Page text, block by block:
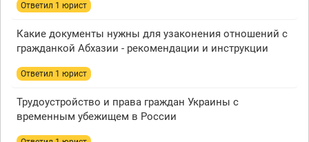
Ответил 1 юрист
Какие документы нужны для узаконения отношений с
гражданкой Абхазии - рекомендации и инструкции
Ответил 1 юрист
Трудоустройство и права граждан Украины с
временным убежищем в России